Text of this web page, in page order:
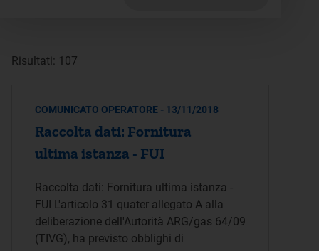
Risultati: 107
COMUNICATO OPERATORE - 13/11/2018
Raccolta dati: Fornitura
ultima istanza - FUI
Raccolta dati: Fornitura ultima istanza -
FUI L'articolo 31 quater allegato A alla
deliberazione dell'Autorità ARG/gas 64/09
(TIVG), ha previsto obblighi di